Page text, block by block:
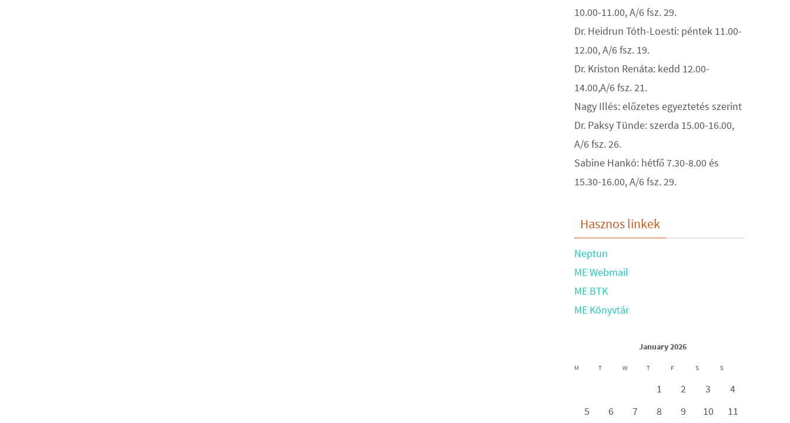
10.00-11.00, A/6 fsz. 29.
Dr. Heidrun Tóth-Loesti: péntek 11.00-
12.00, A/6 fsz. 19.
Dr. Kriston Renáta: kedd 12.00-
14.00,A/6 fsz. 21.
Nagy Illés: előzetes egyeztetés szerint
Dr. Paksy Tünde: szerda 15.00-16.00,
A/6 fsz. 26.
Sabine Hankó: hétfő 7.30-8.00 és
15.30-16.00, A/6 fsz. 29.
Hasznos linkek
Neptun
ME Webmail
ME BTK
ME Könyvtár
January 2026
M T W T F S S
1 2 3
4
5
6 7 8 9 10
11